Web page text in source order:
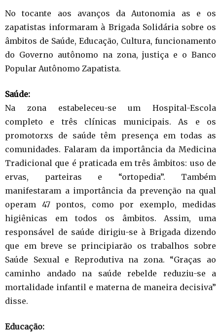
No tocante aos avanços da Autonomia as e os
zapatistas informaram à Brigada Solidária sobre os
âmbitos de Saúde, Educação, Cultura, funcionamento
do Governo autônomo na zona, justiça e o Banco
Popular Autônomo Zapatista.
Saúde:
Na zona estabeleceu-se um Hospital-Escola
completo e três clínicas municipais. As e os
promotorxs de saúde têm presença em todas as
comunidades. Falaram da importância da Medicina
Tradicional que é praticada em três âmbitos: uso de
ervas, parteiras e “ortopedia”. Também
manifestaram a importância da prevenção na qual
operam 47 pontos, como por exemplo, medidas
higiênicas em todos os âmbitos. Assim, uma
responsável de saúde dirigiu-se à Brigada dizendo
que em breve se principiarão os trabalhos sobre
Saúde Sexual e Reprodutiva na zona. “Graças ao
caminho andado na saúde rebelde reduziu-se a
mortalidade infantil e materna de maneira decisiva”
disse.
Educação: